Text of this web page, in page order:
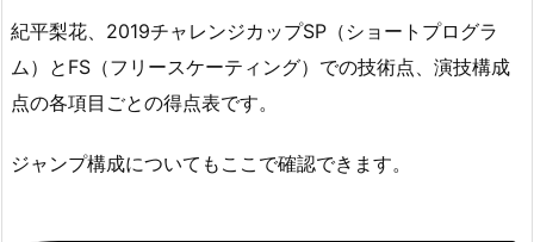
紀平梨花、2019チャレンジカップSP（ショートプログラ
ム）とFS（フリースケーティング）での技術点、演技構成
点の各項目ごとの得点表です。
ジャンプ構成についてもここで確認できます。